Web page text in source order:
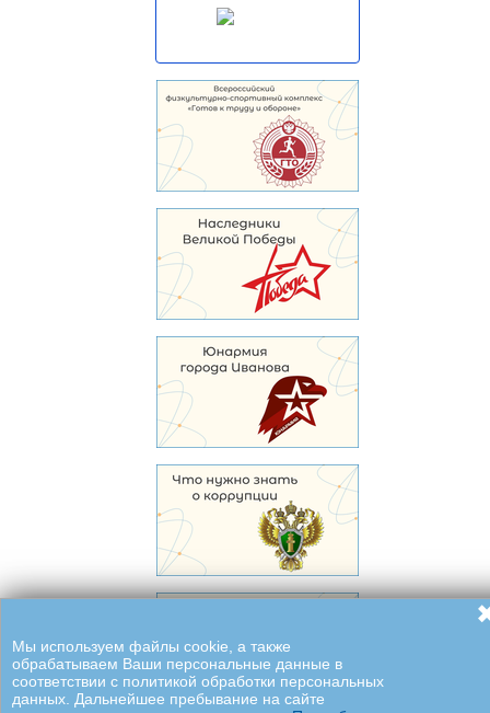
Мы используем файлы cookie, а также
обрабатываем Ваши персональные данные в
соответствии с политикой обработки персональных
данных. Дальнейшее пребывание на сайте